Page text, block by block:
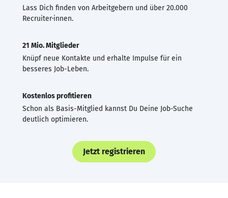
Lass Dich finden von Arbeitgebern und über 20.000
Recruiter·innen.
21 Mio. Mitglieder
Knüpf neue Kontakte und erhalte Impulse für ein
besseres Job-Leben.
Kostenlos profitieren
Schon als Basis-Mitglied kannst Du Deine Job-Suche
deutlich optimieren.
Jetzt registrieren